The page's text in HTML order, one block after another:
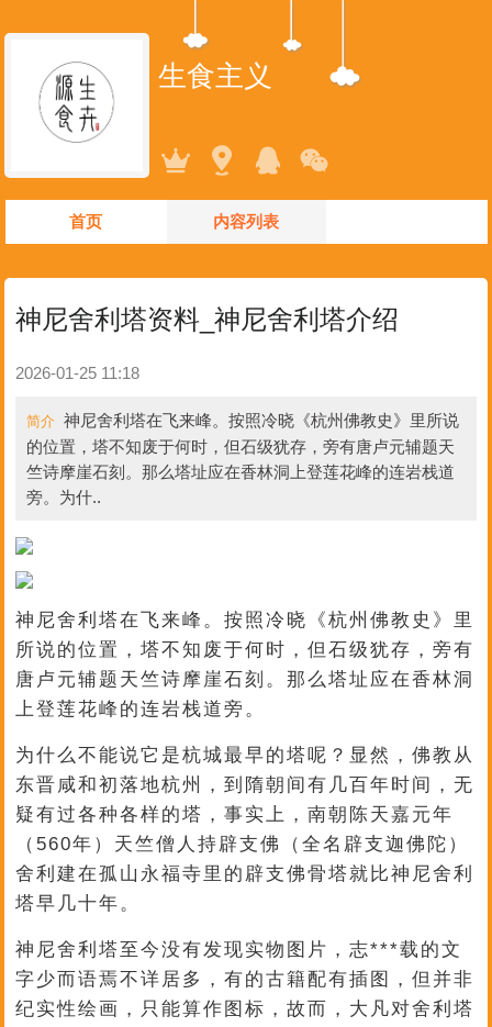
生食主义
首页 内容列表
神尼舍利塔资料_神尼舍利塔介绍
2026-01-25 11:18
简介 神尼舍利塔在飞来峰。按照冷晓《杭州佛教史》里所说
的位置，塔不知废于何时，但石级犹存，旁有唐卢元辅题天
竺诗摩崖石刻。那么塔址应在香林洞上登莲花峰的连岩栈道
旁。为什..
神尼舍利塔在飞来峰。按照冷晓《杭州佛教史》里
所说的位置，塔不知废于何时，但石级犹存，旁有
唐卢元辅题天竺诗摩崖石刻。那么塔址应在香林洞
上登莲花峰的连岩栈道旁。
为什么不能说它是杭城最早的塔呢？显然，佛教从
东晋咸和初落地杭州，到隋朝间有几百年时间，无
疑有过各种各样的塔，事实上，南朝陈天嘉元年
（560年）天竺僧人持辟支佛（全名辟支迦佛陀）
舍利建在孤山永福寺里的辟支佛骨塔就比神尼舍利
塔早几十年。
神尼舍利塔至今没有发现实物图片，志***载的文
字少而语焉不详居多，有的古籍配有插图，但并非
纪实性绘画，只能算作图标，故而，大凡对舍利塔